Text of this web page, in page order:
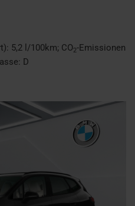
5,2 l/100km; CO2-Emissionen
D